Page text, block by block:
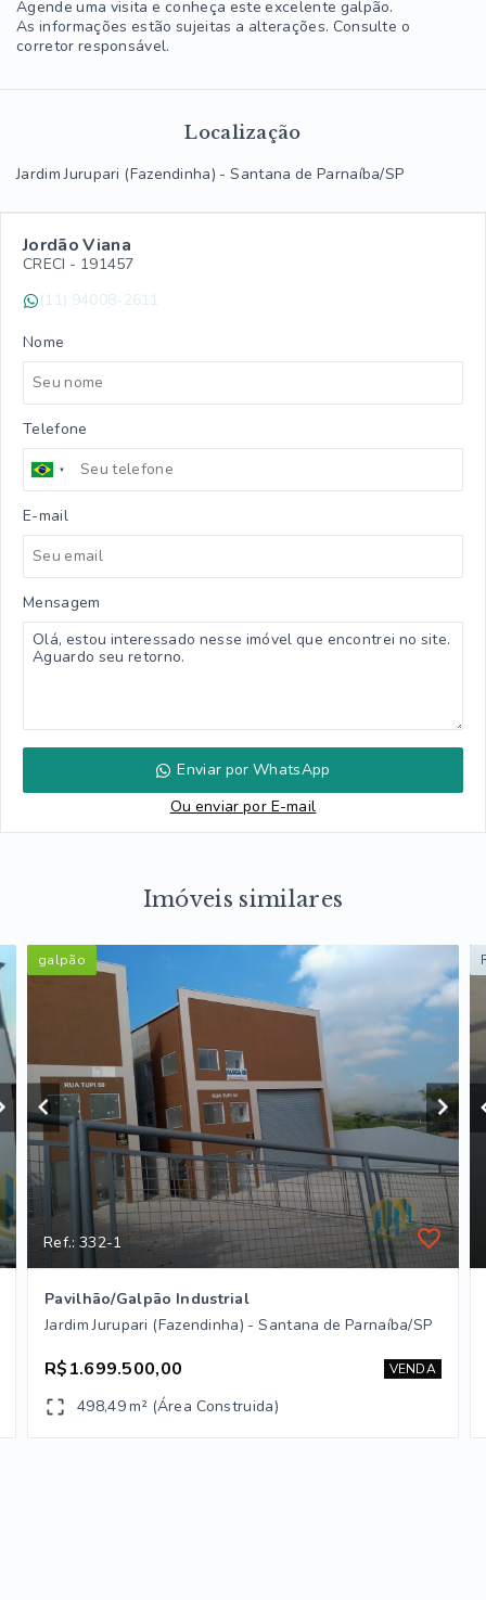
Agende uma visita e conheça este excelente galpão.
As informações estão sujeitas a alterações. Consulte o
corretor responsável.
Localização
Jardim Jurupari (Fazendinha) - Santana de Parnaíba/SP
Jordão Viana
CRECI - 191457
(11) 94008-2611
Nome
Telefone
E-mail
Mensagem
Enviar por WhatsApp
Ou enviar por E-mail
Imóveis similares
galpão
Ref.: 332-1
Pavilhão/Galpão Industrial
Jardim Jurupari (Fazendinha) - Santana de Parnaíba/SP
R$1.699.500,00 VENDA
498,49 m² (Área Construida)